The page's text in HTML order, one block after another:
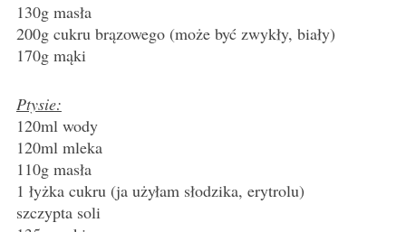
130g masła
200g cukru brązowego (może być zwykły, biały)
170g mąki
Ptysie:
120ml wody
120ml mleka
110g masła
1 łyżka cukru (ja użyłam słodzika, erytrolu)
szczypta soli